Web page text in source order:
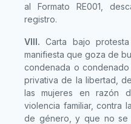
al Formato RE001,
registro.
VIII. Carta bajo
manifiesta que goza de
condenada o
privativa de la libertad,
las mujeres en razón
violencia familiar, contra
de género, y que no se